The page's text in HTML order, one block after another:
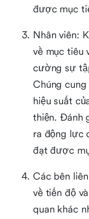
được mục
Nhân viên:
về mục tiêu
cường sự
Chúng
hiệu suất
thiện. Đánh
ra động lực
đạt được
Các bên
về tiến độ
quan khác